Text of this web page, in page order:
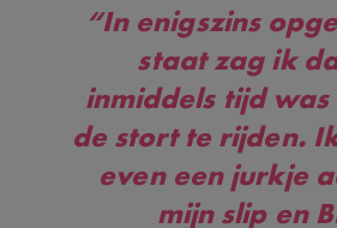
“In enigszins
staat zag ik
inmiddels tijd
de stort te rijden.
even een jurkje
mijn slip en